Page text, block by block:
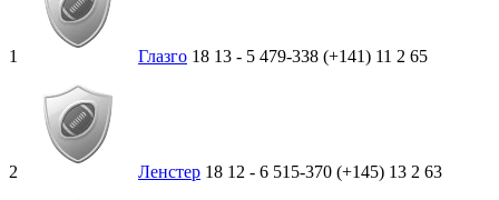
1 Глазго 18 13 - 5 479-338 (+141) 11 2 65
2 Ленстер 18 12 - 6 515-370 (+145) 13 2 63